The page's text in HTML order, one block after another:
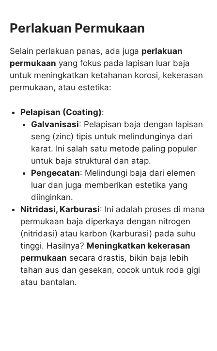
Perlakuan Permukaan
Selain perlakuan panas, ada juga perlakuan
permukaan yang fokus pada lapisan luar baja
untuk meningkatkan ketahanan korosi, kekerasan
permukaan, atau estetika:
Pelapisan (Coating):
Galvanisasi: Pelapisan baja dengan lapisan
seng (zinc) tipis untuk melindunginya dari
karat. Ini salah satu metode paling populer
untuk baja struktural dan atap.
Pengecatan: Melindungi baja dari elemen
luar dan juga memberikan estetika yang
diinginkan.
Nitridasi, Karburasi: Ini adalah proses di mana
permukaan baja diperkaya dengan nitrogen
(nitridasi) atau karbon (karburasi) pada suhu
tinggi. Hasilnya? Meningkatkan kekerasan
permukaan secara drastis, bikin baja lebih
tahan aus dan gesekan, cocok untuk roda gigi
atau bantalan.